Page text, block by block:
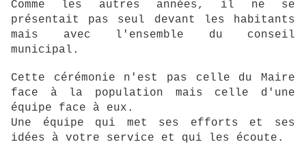
Comme les autres années, il ne se
présentait pas seul devant les habitants
mais avec l'ensemble du conseil
municipal.
Cette cérémonie n'est pas celle du Maire
face à la population mais celle d'une
équipe face à eux.
Une équipe qui met ses efforts et ses
idées à votre service et qui les écoute.